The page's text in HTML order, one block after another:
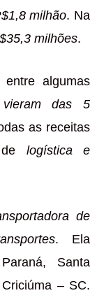
milhão. Na
milhões.
algumas
das 5
as receitas
logística e
de
. Ela
Santa
– SC.